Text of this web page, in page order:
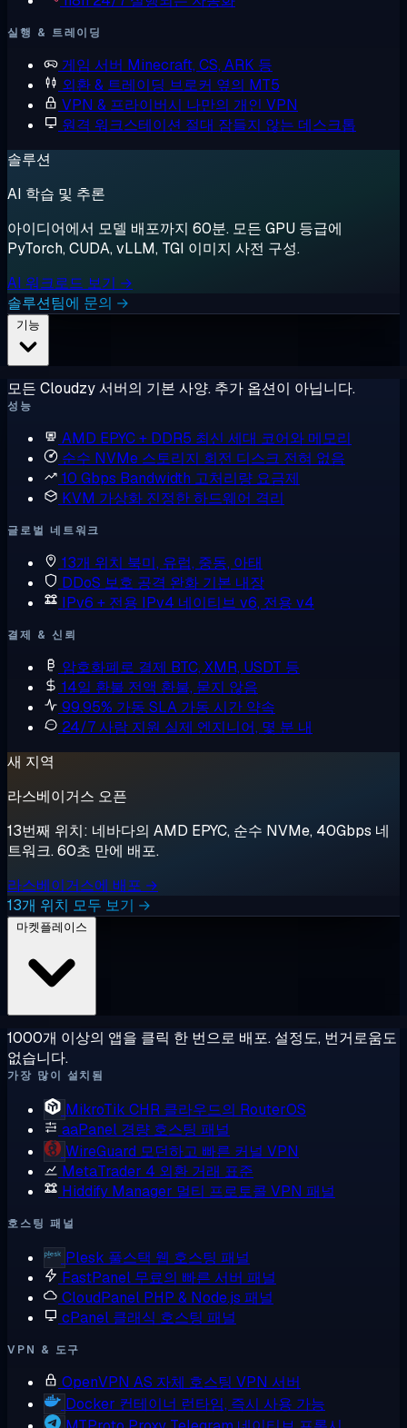
실행 & 트레이딩
게임 서버 Minecraft, CS, ARK 등
외환 & 트레이딩 브로커 옆의 MT5
VPN & 프라이버시 나만의 개인 VPN
원격 워크스테이션 절대 잠들지 않는 데스크톱
솔루션
AI 학습 및 추론
아이디어에서 모델 배포까지 60분. 모든 GPU 등급에
PyTorch, CUDA, vLLM, TGI 이미지 사전 구성.
AI 워크로드 보기 →
솔루션팀에 문의 →
모든 Cloudzy 서버의 기본 사양. 추가 옵션이 아닙니다.
성능
AMD EPYC + DDR5 최신 세대 코어와 메모리
순수 NVMe 스토리지 회전 디스크 전혀 없음
10 Gbps Bandwidth 고처리량 요금제
KVM 가상화 진정한 하드웨어 격리
글로벌 네트워크
13개 위치 북미, 유럽, 중동, 아태
DDoS 보호 공격 완화 기본 내장
IPv6 + 전용 IPv4 네이티브 v6, 전용 v4
결제 & 신뢰
암호화폐로 결제 BTC, XMR, USDT 등
14일 환불 전액 환불, 묻지 않음
99.95% 가동 SLA 가동 시간 약속
24/7 사람 지원 실제 엔지니어, 몇 분 내
새 지역
라스베이거스 오픈
13번째 위치: 네바다의 AMD EPYC, 순수 NVMe, 40Gbps 네
트워크. 60초 만에 배포.
라스베이거스에 배포 →
13개 위치 모두 보기 →
1000개 이상의 앱을 클릭 한 번으로 배포. 설정도, 번거로움도
없습니다.
가장 많이 설치됨
MikroTik CHR 클라우드의 RouterOS
aaPanel 경량 호스팅 패널
WireGuard 모던하고 빠른 커널 VPN
MetaTrader 4 외환 거래 표준
Hiddify Manager 멀티 프로토콜 VPN 패널
호스팅 패널
Plesk 풀스택 웹 호스팅 패널
FastPanel 무료의 빠른 서버 패널
CloudPanel PHP & Node.js 패널
cPanel 클래식 호스팅 패널
VPN & 도구
OpenVPN AS 자체 호스팅 VPN 서버
Docker 컨테이너 런타임, 즉시 사용 가능